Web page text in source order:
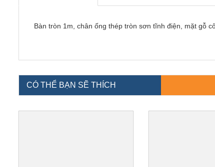
Bàn tròn 1m, chân ống thép tròn sơn tĩnh điện, mặt gỗ
CÓ THỂ BẠN SẼ THÍCH